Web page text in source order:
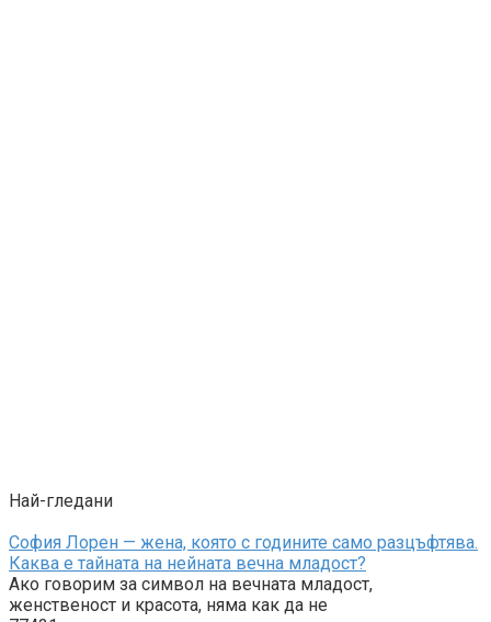
Най-гледани
София Лорен — жена, която с годините само разцъфтява.
Каква е тайната на нейната вечна младост?
Ако говорим за символ на вечната младост,
женственост и красота, няма как да не